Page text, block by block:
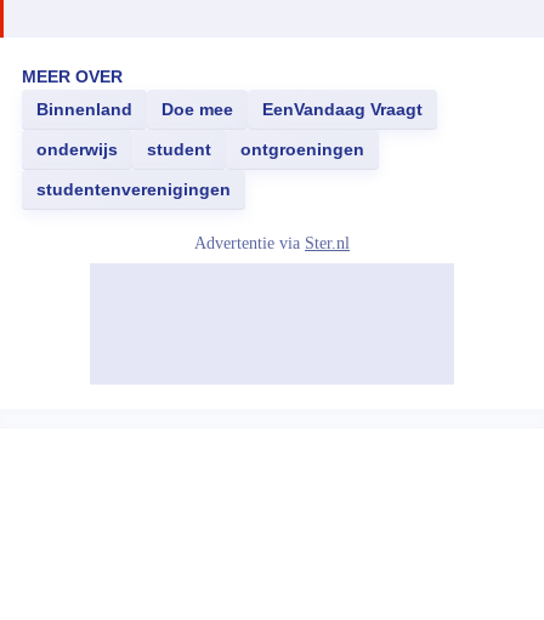
MEER OVER
Binnenland
Doe mee EenVandaag Vraagt
onderwijs student ontgroeningen
studentenverenigingen
Advertentie via Ster.nl